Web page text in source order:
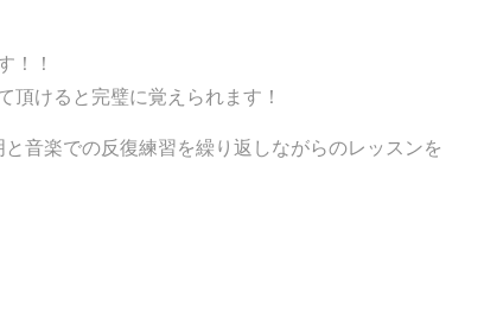
！！
頂けると完璧に覚えられます！
音楽での反復練習を繰り返しながらのレッスンを